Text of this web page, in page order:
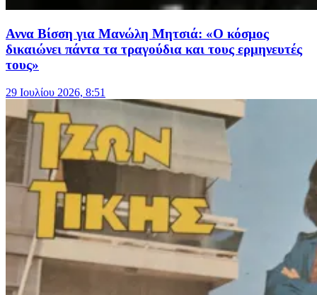
Αννα Βίσση για Μανώλη Μητσιά: «Ο κόσμος
δικαιώνει πάντα τα τραγούδια και τους ερμηνευτές
τους»
29 Ιουλίου 2026, 8:51